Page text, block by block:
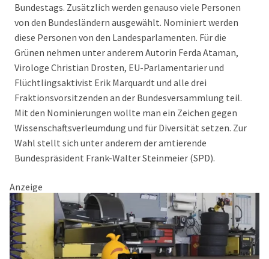
Bundestags. Zusätzlich werden genauso viele Personen
von den Bundesländern ausgewählt. Nominiert werden
diese Personen von den Landesparlamenten. Für die
Grünen nehmen unter anderem Autorin Ferda Ataman,
Virologe Christian Drosten, EU-Parlamentarier und
Flüchtlingsaktivist Erik Marquardt und alle drei
Fraktionsvorsitzenden an der Bundesversammlung teil.
Mit den Nominierungen wollte man ein Zeichen gegen
Wissenschaftsverleumdung und für Diversität setzen. Zur
Wahl stellt sich unter anderem der amtierende
Bundespräsident Frank-Walter Steinmeier (SPD).
Anzeige